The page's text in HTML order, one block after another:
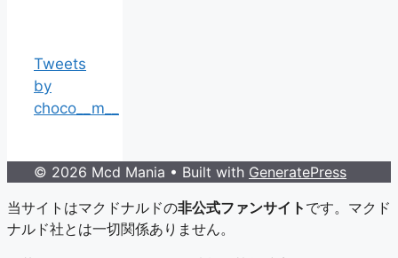
Tweets
by
choco__m__
© 2026 Mcd Mania • Built with GeneratePress
当サイトはマクドナルドの非公式ファンサイト です。マクド
ナルド社とは一切関係ありません。